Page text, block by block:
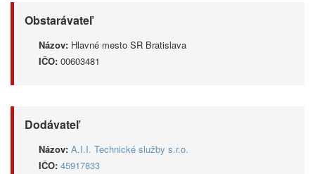
Obstarávateľ
Názov: Hlavné mesto SR Bratislava
IČO: 00603481
Dodávateľ
Názov: A.I.I. Technické služby s.r.o.
IČO: 45917833